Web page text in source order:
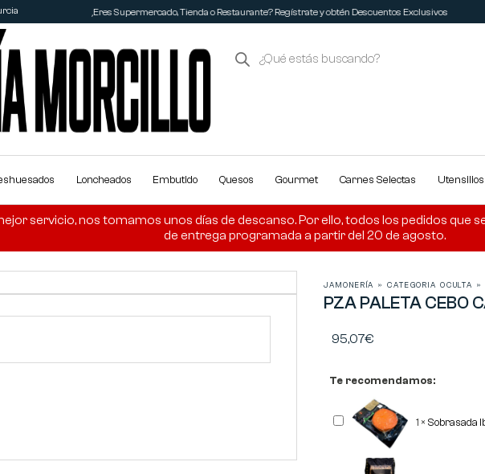
¿Eres Supermercado, Tienda o Restaurante? Regístrate y obtén Descuentos Exclusivos
Loncheados Embutido Quesos Gourmet Carnes Selectas
servicio, nos tomamos unos días de descanso. Por ello, todos los pedidos que
de entrega programada a partir del 20 de agosto.
JAMONERÍA »CATEGORIA OCULTA »
PZA PALETA CEBO
95,07€
Te recomendamos:
Sobrasada
Ibérica
1 × Sobrasada